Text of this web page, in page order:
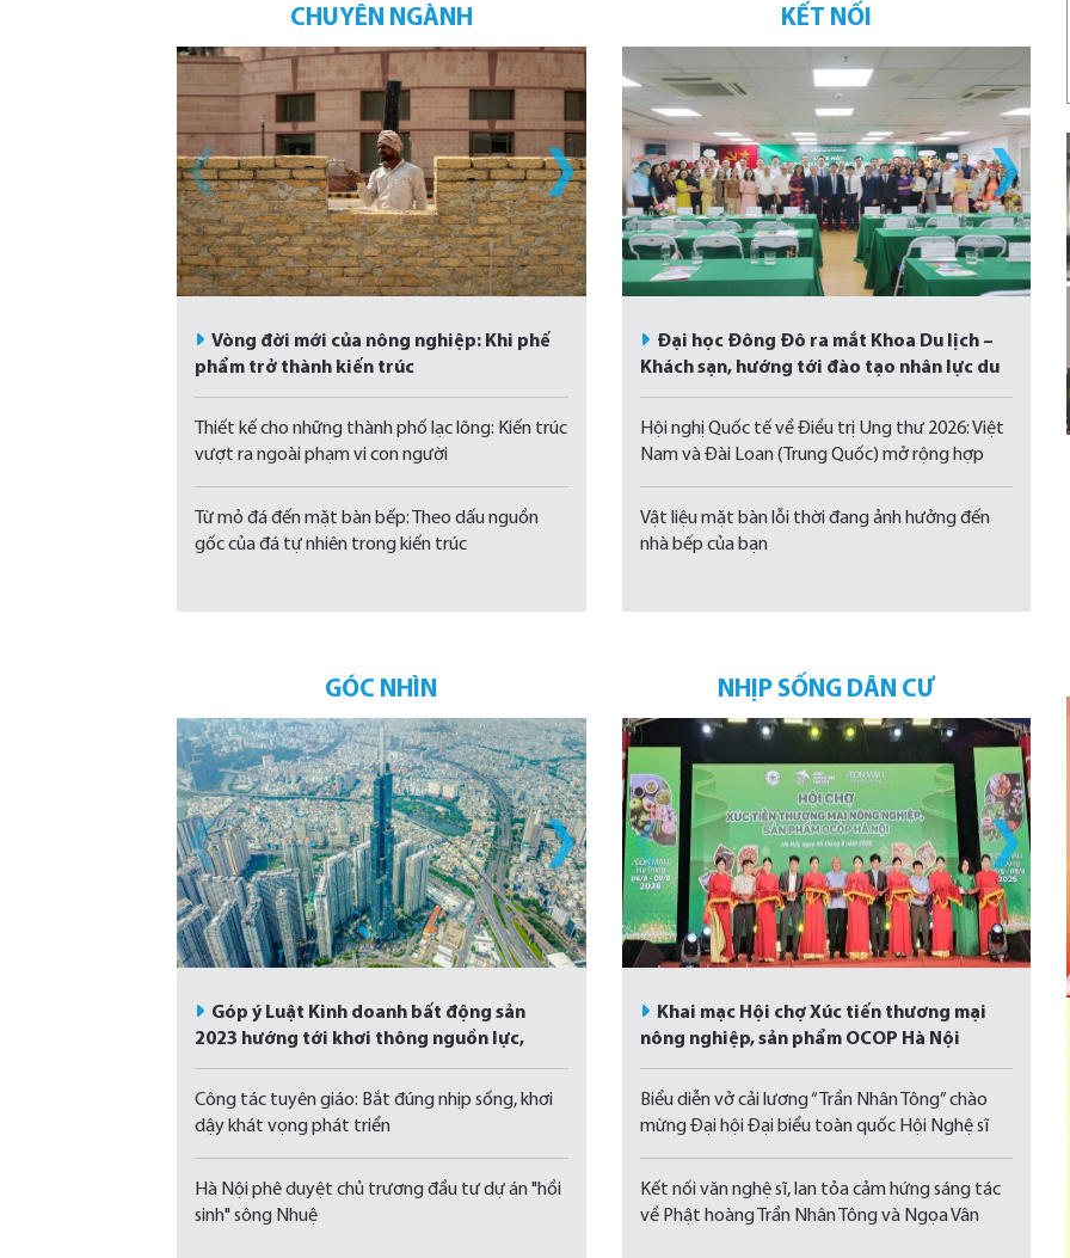
CHUYÊN NGÀNH
Vòng đời mới của nông nghiệp: Khi phế
phẩm trở thành kiến trúc
Thiết kế cho những thành phố lạc lõng: Kiến trúc
vượt ra ngoài phạm vi con người
Từ mỏ đá đến mặt bàn bếp: Theo dấu nguồn
gốc của đá tự nhiên trong kiến ​​trúc
KẾT NỐI
Đại học Đông Đô ra mắt Khoa Du lịch –
Khách sạn, hướng tới đào tạo nhân lực du
lịch trong kỷ nguyên số
Hội nghị Quốc tế về Điều trị Ung thư 2026: Việt
Nam và Đài Loan (Trung Quốc) mở rộng hợp
tác y tế
Vật liệu mặt bàn lỗi thời đang ảnh hưởng đến
nhà bếp của bạn
GÓC NHÌN
Góp ý Luật Kinh doanh bất động sản
2023 hướng tới khơi thông nguồn lực,
phát triển bền vững
Công tác tuyên giáo: Bắt đúng nhịp sống, khơi
dậy khát vọng phát triển
Hà Nội phê duyệt chủ trương đầu tư dự án "hồi
sinh" sông Nhuệ
NHỊP SỐNG DÂN CƯ
Khai mạc Hội chợ Xúc tiến thương mại
nông nghiệp, sản phẩm OCOP Hà Nội
Biểu diễn vở cải lương “Trần Nhân Tông” chào
mừng Đại hội Đại biểu toàn quốc Hội Nghệ sĩ
Sân khấu Việt Nam
Kết nối văn nghệ sĩ, lan tỏa cảm hứng sáng tác
về Phật hoàng Trần Nhân Tông và Ngọa Vân